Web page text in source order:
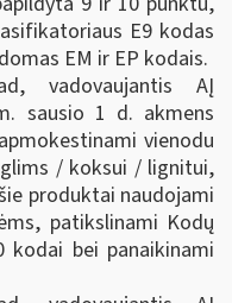
E9 kodas
EM ir EP kodais.
vadovaujantis AĮ
sausio 1 d. akmens
vienodu
/ koksui / lignitui,
produktai naudojami
patikslinami Kodų
kodai bei panaikinami